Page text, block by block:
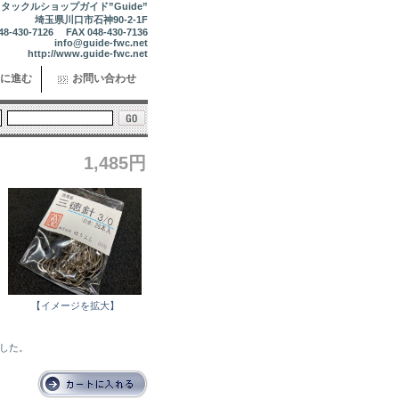
タックルショップガイド”Guide”
埼玉県川口市石神90-2-1F
430-7126 FAX 048-430-7136
info@guide-fwc.net
http://www.guide-fwc.net
進む お問い合わせ
1,485円
【イメージを拡大】
た。